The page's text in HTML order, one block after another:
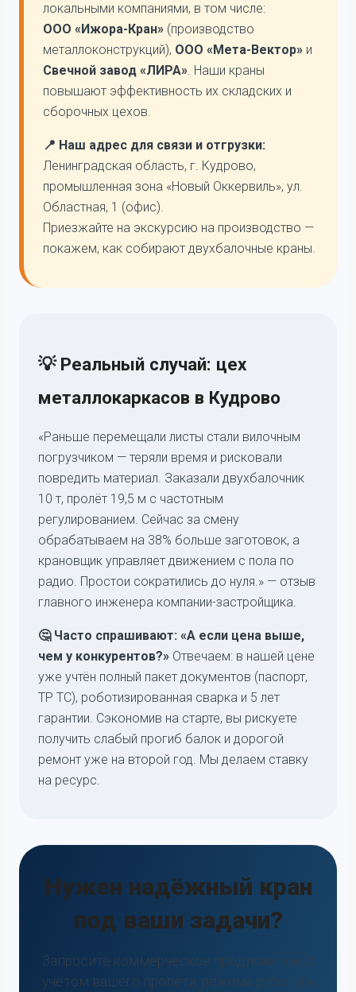
локальными компаниями, в том числе:
ООО «Ижора-Кран» (производство
металлоконструкций), ООО «Мета-Вектор» и
Свечной завод «ЛИРА». Наши краны
повышают эффективность их складских и
сборочных цехов.
📍 Наш адрес для связи и отгрузки:
Ленинградская область, г. Кудрово,
промышленная зона «Новый Оккервиль», ул.
Областная, 1 (офис).
Приезжайте на экскурсию на производство —
покажем, как собирают двухбалочные краны.
💡 Реальный случай: цех
металлокаркасов в Кудрово
«Раньше перемещали листы стали вилочным
погрузчиком — теряли время и рисковали
повредить материал. Заказали двухбалочник
10 т, пролёт 19,5 м с частотным
регулированием. Сейчас за смену
обрабатываем на 38% больше заготовок, а
крановщик управляет движением с пола по
радио. Простои сократились до нуля.» — отзыв
главного инженера компании-застройщика.
🤔 Часто спрашивают: «А если цена выше,
чем у конкурентов?» Отвечаем: в нашей цене
уже учтён полный пакет документов (паспорт,
ТР ТС), роботизированная сварка и 5 лет
гарантии. Сэкономив на старте, вы рискуете
получить слабый прогиб балок и дорогой
ремонт уже на второй год. Мы делаем ставку
на ресурс.
Нужен надёжный кран
под ваши задачи?
Запросите коммерческое предложение с
учётом вашего пролёта, режима работы и